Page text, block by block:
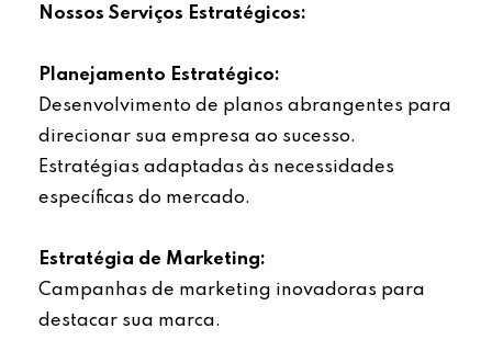
Nossos Serviços Estratégicos:
Planejamento Estratégico:
Desenvolvimento de planos abrangentes para
direcionar sua empresa ao sucesso.
Estratégias adaptadas às necessidades
específicas do mercado.
Estratégia de Marketing:
Campanhas de marketing inovadoras para
destacar sua marca.